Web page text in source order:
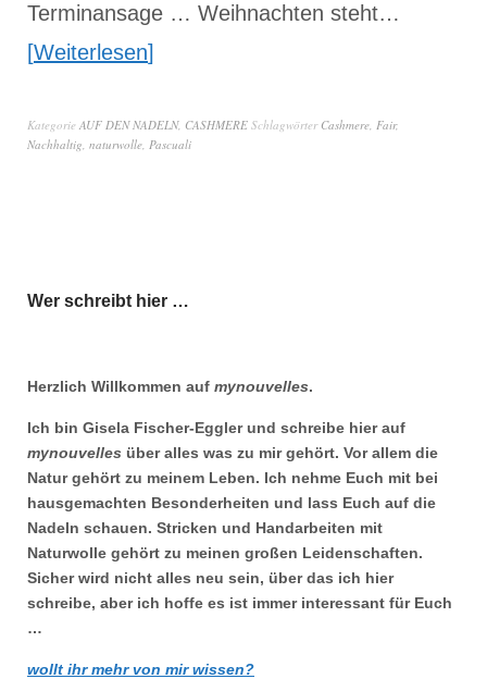
Terminansage … Weihnachten steht…
Weiterlesen
Kategorie AUF DEN NADELN, CASHMERE Schlagwörter Cashmere, Fair,
Nachhaltig, naturwolle, Pascuali
Wer schreibt hier …
Herzlich Willkommen auf mynouvelles.
Ich bin Gisela Fischer-Eggler und schreibe hier auf
mynouvelles über alles was zu mir gehört. Vor allem die
Natur gehört zu meinem Leben. Ich nehme Euch mit bei
hausgemachten Besonderheiten und lass Euch auf die
Nadeln schauen. Stricken und Handarbeiten mit
Naturwolle gehört zu meinen großen Leidenschaften.
Sicher wird nicht alles neu sein, über das ich hier
schreibe, aber ich hoffe es ist immer interessant für Euch
…
wollt ihr mehr von mir wissen?